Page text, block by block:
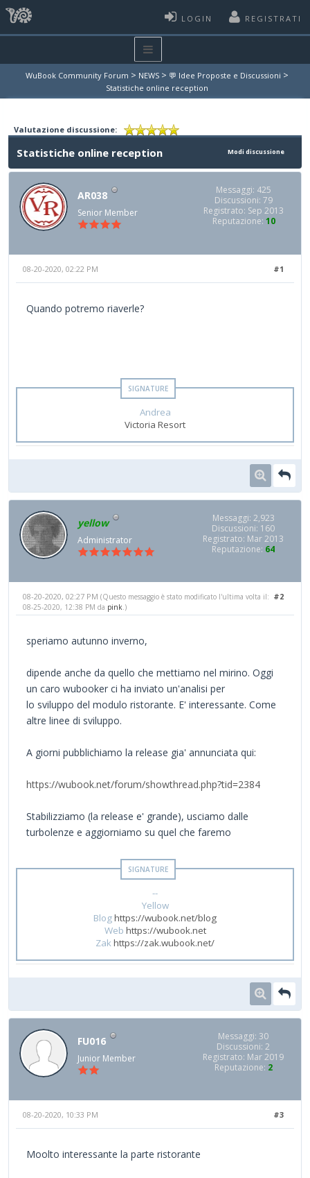
LOGIN REGISTRATI
WuBook Community Forum > NEWS > 💬 Idee Proposte e Discussioni >
Statistiche online reception
Valutazione discussione:
Modi discussione
Statistiche online reception
AR038
Senior Member
Messaggi: 425
Discussioni: 79
Registrato: Sep 2013
Reputazione: 10
#1
08-20-2020, 02:22 PM
Quando potremo riaverle?
Andrea
Victoria Resort
yellow
Administrator
Messaggi: 2,923
Discussioni: 160
Registrato: Mar 2013
Reputazione: 64
#2
08-20-2020, 02:27 PM (Questo messaggio è stato modificato l'ultima volta il:
08-25-2020, 12:38 PM da pink.)
speriamo autunno inverno,
dipende anche da quello che mettiamo nel mirino. Oggi
un caro wubooker ci ha inviato un'analisi per
lo sviluppo del modulo ristorante. E' interessante. Come
altre linee di sviluppo.
A giorni pubblichiamo la release gia' annunciata qui:
https://wubook.net/forum/showthread.php?tid=2384
Stabilizziamo (la release e' grande), usciamo dalle
turbolenze e aggiorniamo su quel che faremo
--
Yellow
Bloghttps://wubook.net/blog
Web https://wubook.net
Zakhttps://zak.wubook.net/
FU016
Junior Member
Messaggi: 30
Discussioni: 2
Registrato: Mar 2019
Reputazione: 2
#3
08-20-2020, 10:33 PM
Moolto interessante la parte ristorante